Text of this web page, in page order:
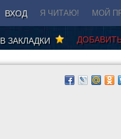
ВХОД Я ЧИТАЮ! МОЙ
В ЗАКЛАДКИ